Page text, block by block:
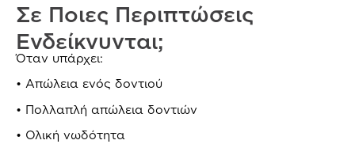
Σε Ποιες Περιπτώσεις
Ενδείκνυνται;
Όταν υπάρχει:
• Απώλεια ενός δοντιού
• Πολλαπλή απώλεια δοντιών
• Ολική νωδότητα